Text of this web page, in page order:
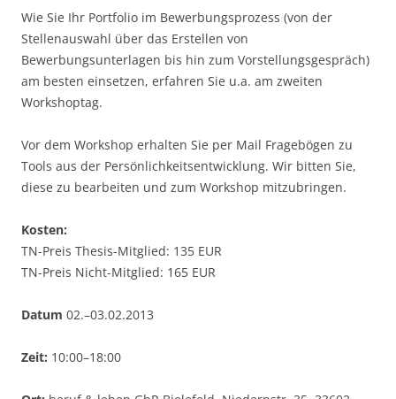
Wie Sie Ihr Portfolio im Bewerbungsprozess (von der
Stellenauswahl über das Erstellen von
Bewerbungsunterlagen bis hin zum Vorstellungsgespräch)
am besten einsetzen, erfahren Sie u.a. am zweiten
Workshoptag.
Vor dem Workshop erhalten Sie per Mail Fragebögen zu
Tools aus der Persönlichkeitsentwicklung. Wir bitten Sie,
diese zu bearbeiten und zum Workshop mitzubringen.
Kosten:
TN-Preis Thesis-Mitglied: 135 EUR
TN-Preis Nicht-Mitglied: 165 EUR
Datum 02.–03.02.2013
Zeit: 10:00–18:00